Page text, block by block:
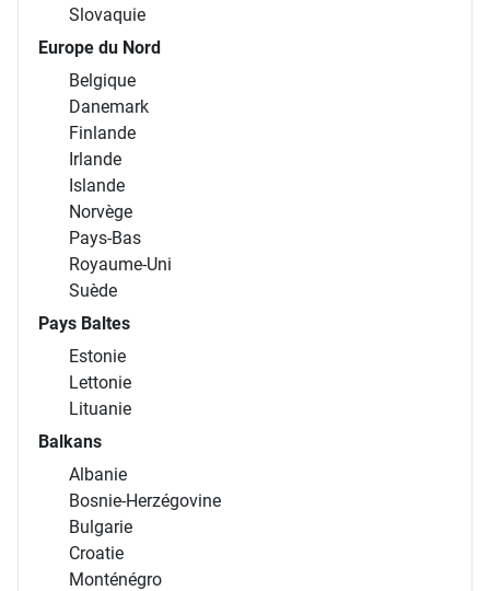
Slovaquie
Europe du Nord
Belgique
Danemark
Finlande
Irlande
Islande
Norvège
Pays-Bas
Royaume-Uni
Suède
Pays Baltes
Estonie
Lettonie
Lituanie
Balkans
Albanie
Bosnie-Herzégovine
Bulgarie
Croatie
Monténégro